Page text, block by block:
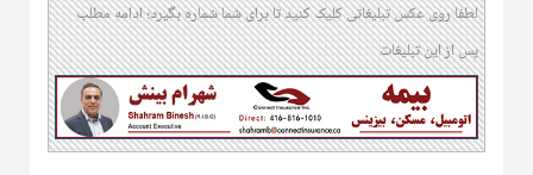
لطفا روی عکس تبلیغاتی کلیک کنید تا برای شما شماره بگیرد؛ ادامه مطلب
پس از این تبلیغات